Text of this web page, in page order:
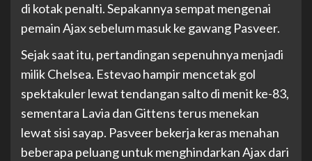
di kotak penalti. Sepakannya sempat mengenai
pemain Ajax sebelum masuk ke gawang Pasveer.
Sejak saat itu, pertandingan sepenuhnya menjadi
milik Chelsea. Estevao hampir mencetak gol
spektakuler lewat tendangan salto di menit ke-83,
sementara Lavia dan Gittens terus menekan
lewat sisi sayap. Pasveer bekerja keras menahan
beberapa peluang untuk menghindarkan Ajax dari